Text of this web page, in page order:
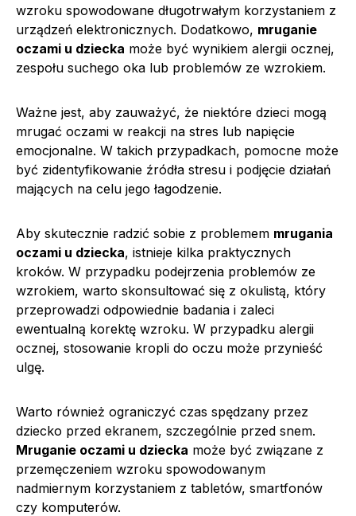
wzroku spowodowane długotrwałym korzystaniem z
urządzeń elektronicznych. Dodatkowo, mruganie
oczami u dziecka może być wynikiem alergii ocznej,
zespołu suchego oka lub problemów ze wzrokiem.
Ważne jest, aby zauważyć, że niektóre dzieci mogą
mrugać oczami w reakcji na stres lub napięcie
emocjonalne. W takich przypadkach, pomocne może
być zidentyfikowanie źródła stresu i podjęcie działań
mających na celu jego łagodzenie.
Aby skutecznie radzić sobie z problemem mrugania
oczami u dziecka, istnieje kilka praktycznych
kroków. W przypadku podejrzenia problemów ze
wzrokiem, warto skonsultować się z okulistą, który
przeprowadzi odpowiednie badania i zaleci
ewentualną korektę wzroku. W przypadku alergii
ocznej, stosowanie kropli do oczu może przynieść
ulgę.
Warto również ograniczyć czas spędzany przez
dziecko przed ekranem, szczególnie przed snem.
Mruganie oczami u dziecka może być związane z
przemęczeniem wzroku spowodowanym
nadmiernym korzystaniem z tabletów, smartfonów
czy komputerów.